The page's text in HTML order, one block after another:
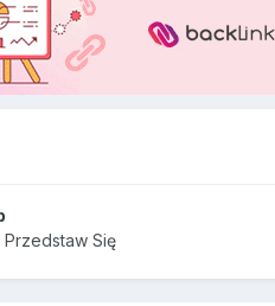
Przedstaw Się